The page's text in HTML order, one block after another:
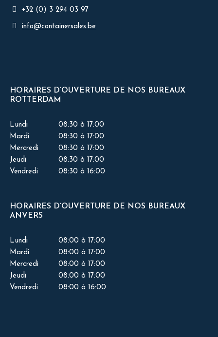
+32 (0) 3 294 03 97
info@containersales.be
HORAIRES D’OUVERTURE DE NOS BUREAUX
ROTTERDAM
Lundi
08:30 à 17:00
Mardi
08:30 à 17:00
Mercredi
08:30 à 17:00
Jeudi
08:30 à 17:00
Vendredi
08:30 à 16:00
HORAIRES D’OUVERTURE DE NOS BUREAUX
ANVERS
Lundi
08:00 à 17:00
Mardi
08:00 à 17:00
Mercredi
08:00 à 17:00
Jeudi
08:00 à 17:00
Vendredi
08:00 à 16:00